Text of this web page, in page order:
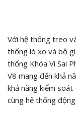
Với hệ thống treo
thống lò xo và bộ
thống Khóa Vi Sai
V8 mang đến khả
khả năng kiểm
cùng hệ thống